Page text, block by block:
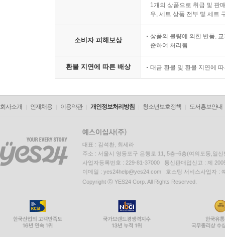
1개의 상품으로 취급 및 판
우, 세트 상품 전부 및 세트
소비자 피해보상
상품의 불량에 의한 반품,
준하여 처리됨
환불 지연에 따른 배상 대금 환불 및 환불 지연에
회사소개 인재채용 이용약관 개인정보처리방침 청소년보호정책 도서홍보안내
대표 : 김석환, 최세라
주소 : 서울시 영등포구 은행로 11, 5층~6층(여의도동,일신
사업자등록번호 : 229-81-37000 통신판매업신고 : 제
이메일 : yes24help@yes24.com 호스팅 서비스사업자 :
Copyright ⓒ YES24 Corp. All Rights Reserved.